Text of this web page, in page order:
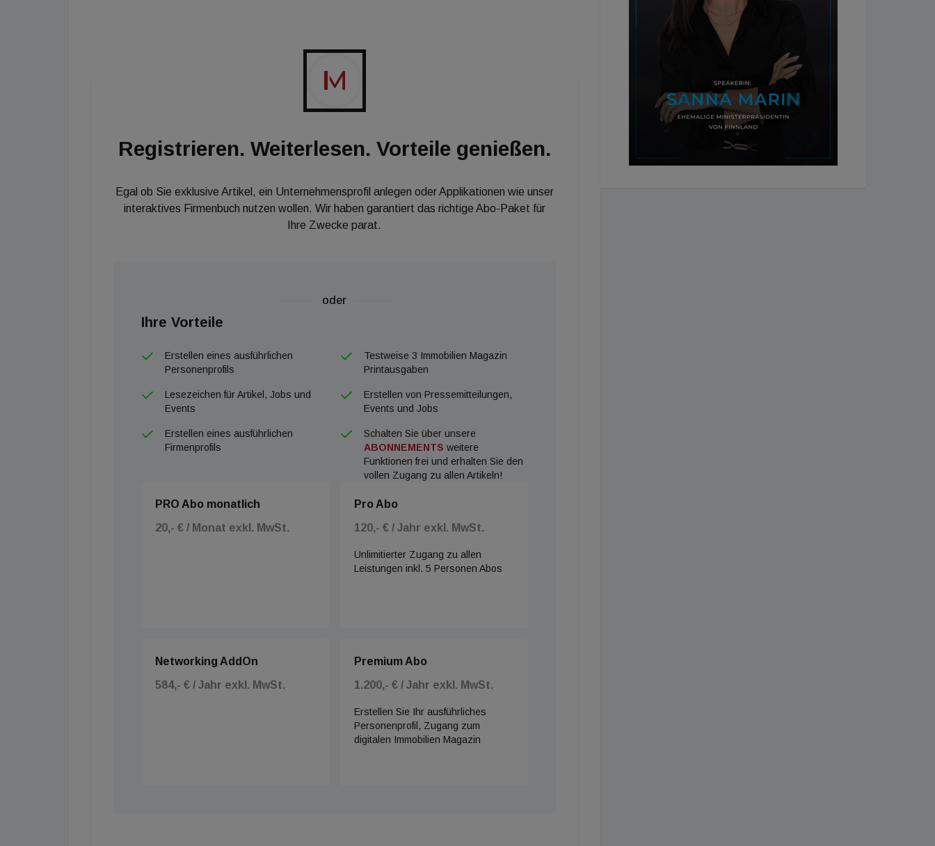
Registrieren. Weiterlesen. Vorteile genießen.
Egal ob Sie exklusive Artikel, ein Unternehmensprofil anlegen oder Applikationen wie unser
interaktives Firmenbuch nutzen wollen. Wir haben garantiert das richtige Abo-Paket für
Ihre Zwecke parat.
oder
Ihre Vorteile
Erstellen eines ausführlichen
Personenprofils
Testweise 3 Immobilien Magazin
Printausgaben
Lesezeichen für Artikel, Jobs und
Events
Erstellen von Pressemitteilungen,
Events und Jobs
Erstellen eines ausführlichen
Firmenprofils
Schalten Sie über unsere
ABONNEMENTS weitere
Funktionen frei und erhalten Sie den
vollen Zugang zu allen Artikeln!
PRO Abo monatlich
20,- € / Monat exkl. MwSt.
Pro Abo
120,- € / Jahr exkl. MwSt.
Unlimitierter Zugang zu allen
Leistungen inkl. 5 Personen Abos
Networking AddOn
584,- € / Jahr exkl. MwSt.
Premium Abo
1.200,- € / Jahr exkl. MwSt.
Erstellen Sie Ihr ausführliches
Personenprofil, Zugang zum
digitalen Immobilien Magazin